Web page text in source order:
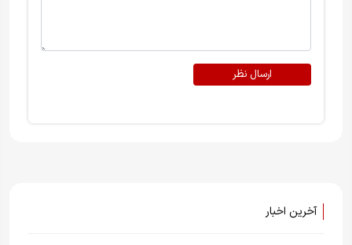
ارسال نظر
آخرین اخبار